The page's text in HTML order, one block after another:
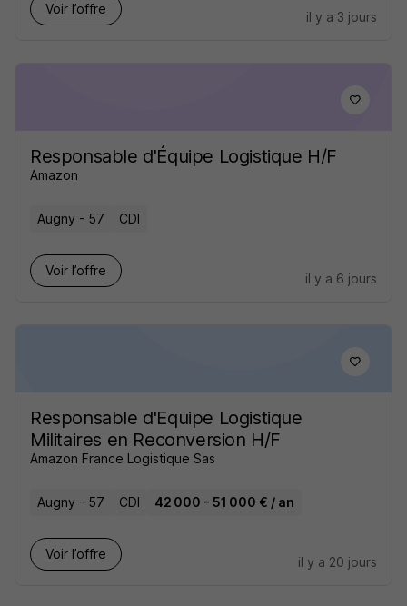
Voir l’offre
il y a 3 jours
Responsable d'Équipe Logistique H/F
Amazon
Augny - 57 CDI
Voir l’offre
il y a 6 jours
Responsable d'Equipe Logistique
Militaires en Reconversion H/F
Amazon France Logistique Sas
Augny - 57 CDI 42 000 - 51 000 € / an
Voir l’offre
il y a 20 jours